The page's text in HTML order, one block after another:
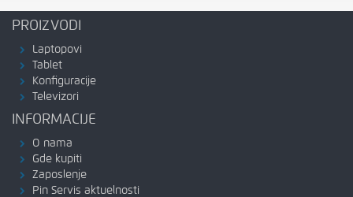
PROIZVODI
Laptopovi
Tablet
Konfiguracije
Televizori
INFORMACIJE
O nama
Gde kupiti
Zaposlenje
Pin Servis aktuelnosti